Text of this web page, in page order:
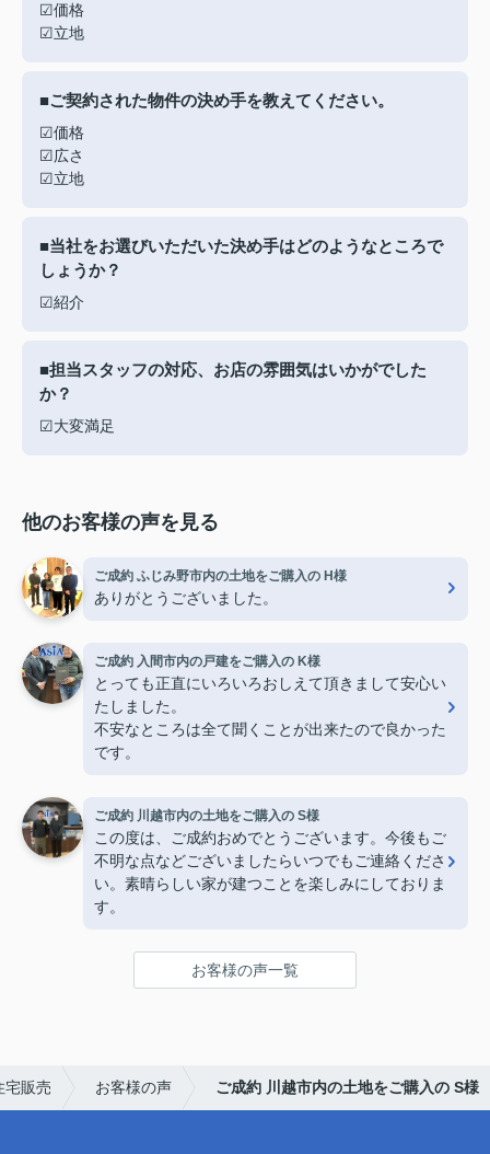
☑価格
☑立地
■ご契約された物件の決め手を教えてください。
☑価格
☑広さ
☑立地
■当社をお選びいただいた決め手はどのようなところで
しょうか？
☑紹介
■担当スタッフの対応、お店の雰囲気はいかがでした
か？
☑大変満足
他のお客様の声を見る
ご成約 ふじみ野市内の土地をご購入の H様
ありがとうございました。
ご成約 入間市内の戸建をご購入の K様
とっても正直にいろいろおしえて頂きまして安心い
たしました。
不安なところは全て聞くことが出来たので良かった
です。
ご成約 川越市内の土地をご購入の S様
この度は、ご成約おめでとうございます。今後もご
不明な点などございましたらいつでもご連絡くださ
い。素晴らしい家が建つことを楽しみにしておりま
す。
お客様の声一覧
宅販売 お客様の声 ご成約 川越市内の土地をご購入の S様